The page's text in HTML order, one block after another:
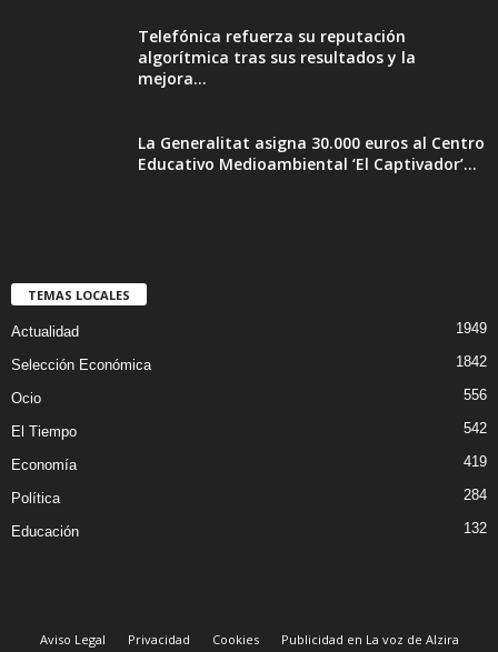
Telefónica refuerza su reputación
algorítmica tras sus resultados y la
mejora...
La Generalitat asigna 30.000 euros al Centro
Educativo Medioambiental ‘El Captivador’...
TEMAS LOCALES
Actualidad 1949
Selección Económica 1842
Ocio 556
El Tiempo 542
Economía 419
Política 284
Educación 132
Aviso Legal Privacidad Cookies Publicidad en La voz de Alzira